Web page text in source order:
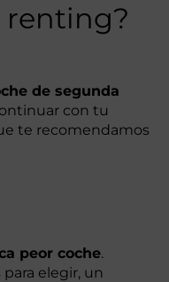
renting?
de segunda
con tu
te recomendamos
peor coche.
elegir, un